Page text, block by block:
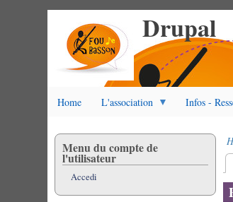
Drupal
Home L'association Infos -
Menu du compte de
l'utilisateur
Accedi